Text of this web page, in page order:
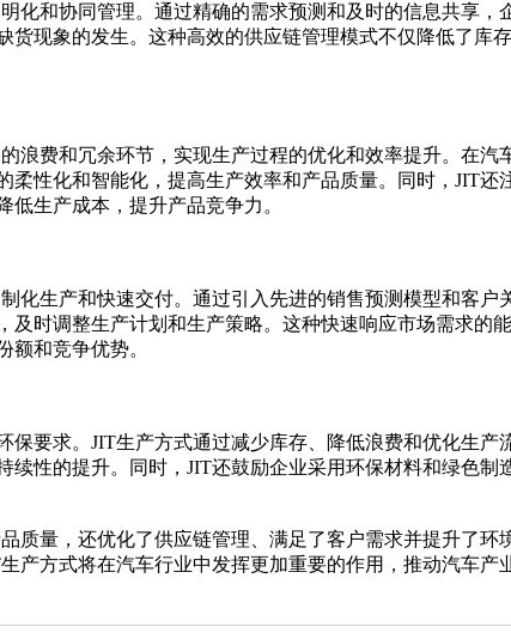
化和协同管理。通过精确的需求预测和及时的信息共享，
现象的发生。这种高效的供应链管理模式不仅降低了库
浪费和冗余环节，实现生产过程的优化和效率提升。在汽
性化和智能化，提高生产效率和产品质量。同时，JIT还
生产成本，提升产品竞争力。
化生产和快速交付。通过引入先进的销售预测模型和客户
时调整生产计划和生产策略。这种快速响应市场需求的
额和竞争优势。
要求。JIT生产方式通过减少库存、降低浪费和优化生产
性的提升。同时，JIT还鼓励企业采用环保材料和绿色制
质量，还优化了供应链管理、满足了客户需求并提升了环
产方式将在汽车行业中发挥更加重要的作用，推动汽车产